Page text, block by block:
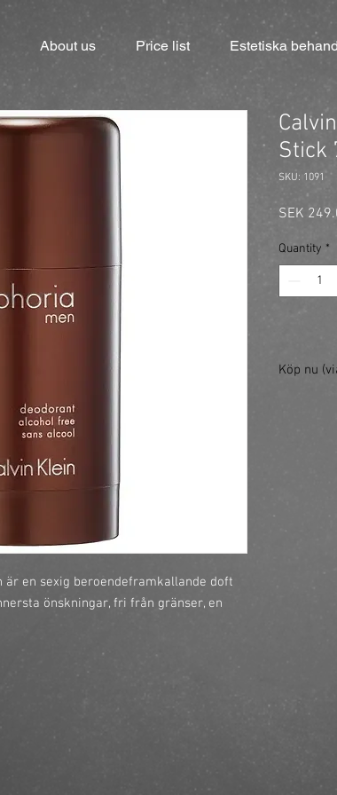
About us Price list Estetiska
är en sexig beroendeframkallande doft
önskningar, fri från gränser, en
Stick
SKU: 1091
SEK
Quantity *
Köp nu